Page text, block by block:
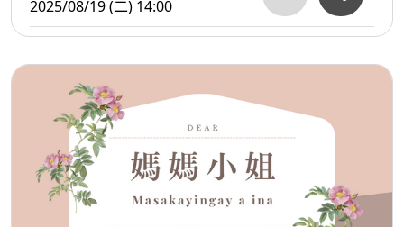
2025/08/19 (二) 14:00